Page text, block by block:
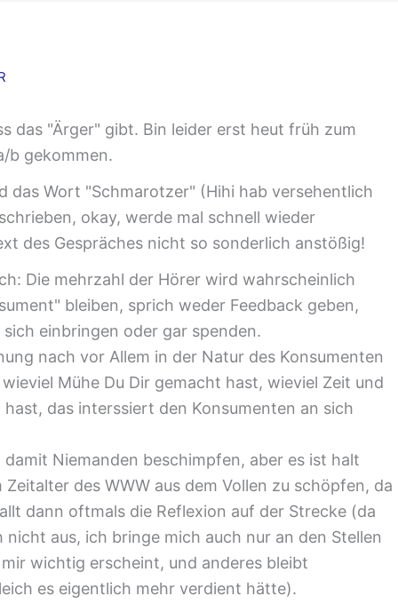
das "Ärger" gibt. Bin leider erst heut früh zum
b gekommen.
das Wort "Schmarotzer" (Hihi hab versehentlich
okay, werde mal schnell wieder
des Gespräches nicht so sonderlich anstößig!
Die mehrzahl der Hörer wird wahrscheinlich
bleiben, sprich weder Feedback geben,
einbringen oder gar spenden.
nach vor Allem in der Natur des Konsumenten
Mühe Du Dir gemacht hast, wieviel Zeit und
das interssiert den Konsumenten an sich
Niemanden beschimpfen, aber es ist halt
des WWW aus dem Vollen zu schöpfen, da
dann oftmals die Reflexion auf der Strecke (da
nicht aus, ich bringe mich auch nur an den Stellen
wichtig erscheint, und anderes bleibt
es eigentlich mehr verdient hätte).